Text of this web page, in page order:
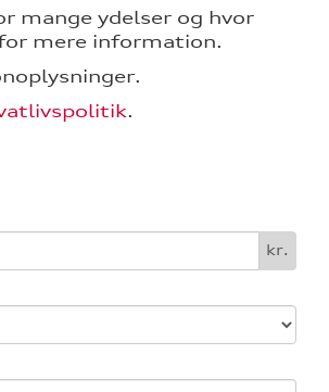
mange ydelser og hvor
mere information.
.
kr.